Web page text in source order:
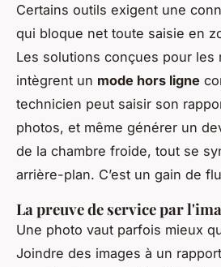
Certains outils exigent une
qui bloque net toute saisie en
Les solutions conçues pour les
intègrent un mode hors ligne
technicien peut saisir son
photos, et même générer un
de la chambre froide, tout se
arrière-plan. C’est un gain de
La preuve de service par
Une photo vaut parfois mieux
Joindre des images à un